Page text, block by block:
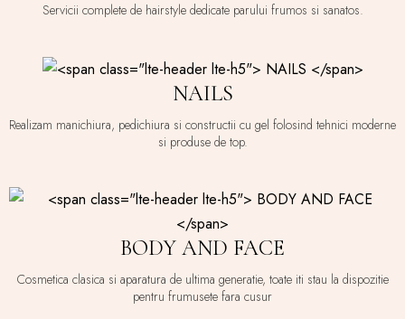
Servicii complete de hairstyle dedicate parului frumos si sanatos.
NAILS
Realizam manichiura, pedichiura si constructii cu gel folosind tehnici moderne
si produse de top.
BODY AND FACE
Cosmetica clasica si aparatura de ultima generatie, toate iti stau la dispozitie
pentru frumusete fara cusur